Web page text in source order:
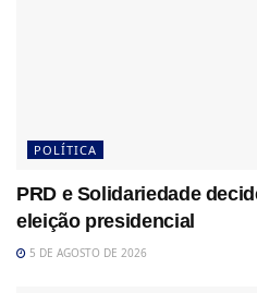
POLÍTICA
PRD e Solidariedade
eleição presidencial
5 DE AGOSTO DE 2026